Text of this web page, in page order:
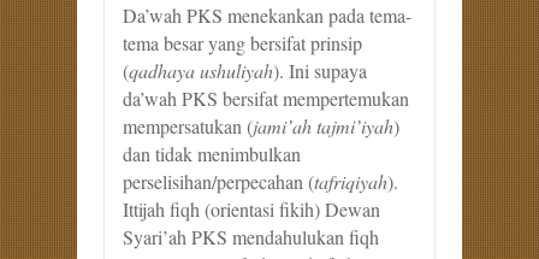
Da’wah PKS menekankan pada tema-
tema besar yang bersifat prinsip
(qadhaya ushuliyah). Ini supaya
da’wah PKS bersifat mempertemukan
mempersatukan (jami’ah tajmi’iyah)
dan tidak menimbulkan
perselisihan/perpecahan (tafriqiyah).
Ittijah fiqh (orientasi fikih) Dewan
Syari’ah PKS mendahulukan fiqh